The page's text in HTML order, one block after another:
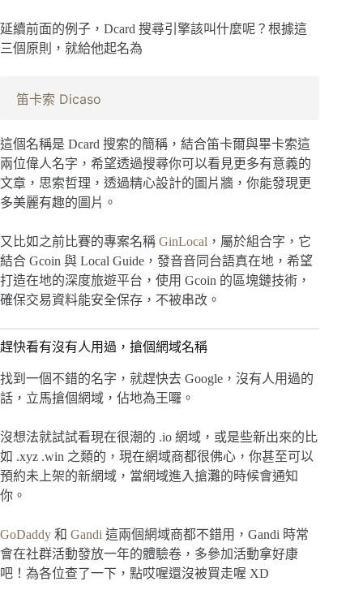
延續前面的例子，Dcard 搜尋引擎該叫什麼呢？根據這
三個原則，就給他起名為
笛卡索 Dicaso
這個名稱是 Dcard 搜索的簡稱，結合笛卡爾與畢卡索這
兩位偉人名字，希望透過搜尋你可以看見更多有意義的
文章，思索哲理，透過精心設計的圖片牆，你能發現更
多美麗有趣的圖片。
又比如之前比賽的專案名稱 GinLocal ，屬於組合字，它
結合 Gcoin 與 Local Guide，發音音同台語真在地，希望
打造在地的深度旅遊平台，使用 Gcoin 的區塊鏈技術，
確保交易資料能安全保存，不被串改。
趕快看有沒有人用過，搶個網域名稱
找到一個不錯的名字，就趕快去 Google，沒有人用過的
話，立馬搶個網域，佔地為王囉。
沒想法就試試看現在很潮的 .io 網域，或是些新出來的比
如 .xyz .win 之類的，現在網域商都很佛心，你甚至可以
預約未上架的新網域，當網域進入搶灘的時候會通知
你。
GoDaddy 和 Gandi 這兩個網域商都不錯用，Gandi 時常
會在社群活動發放一年的體驗卷，多參加活動拿好康
吧！為各位查了一下，點哎喔還沒被買走喔 XD